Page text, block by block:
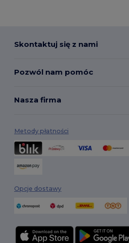
Skontaktuj się z nami
Pozwól nam pomóc
Nasza firma
Metody płatności
Opcje dostawy